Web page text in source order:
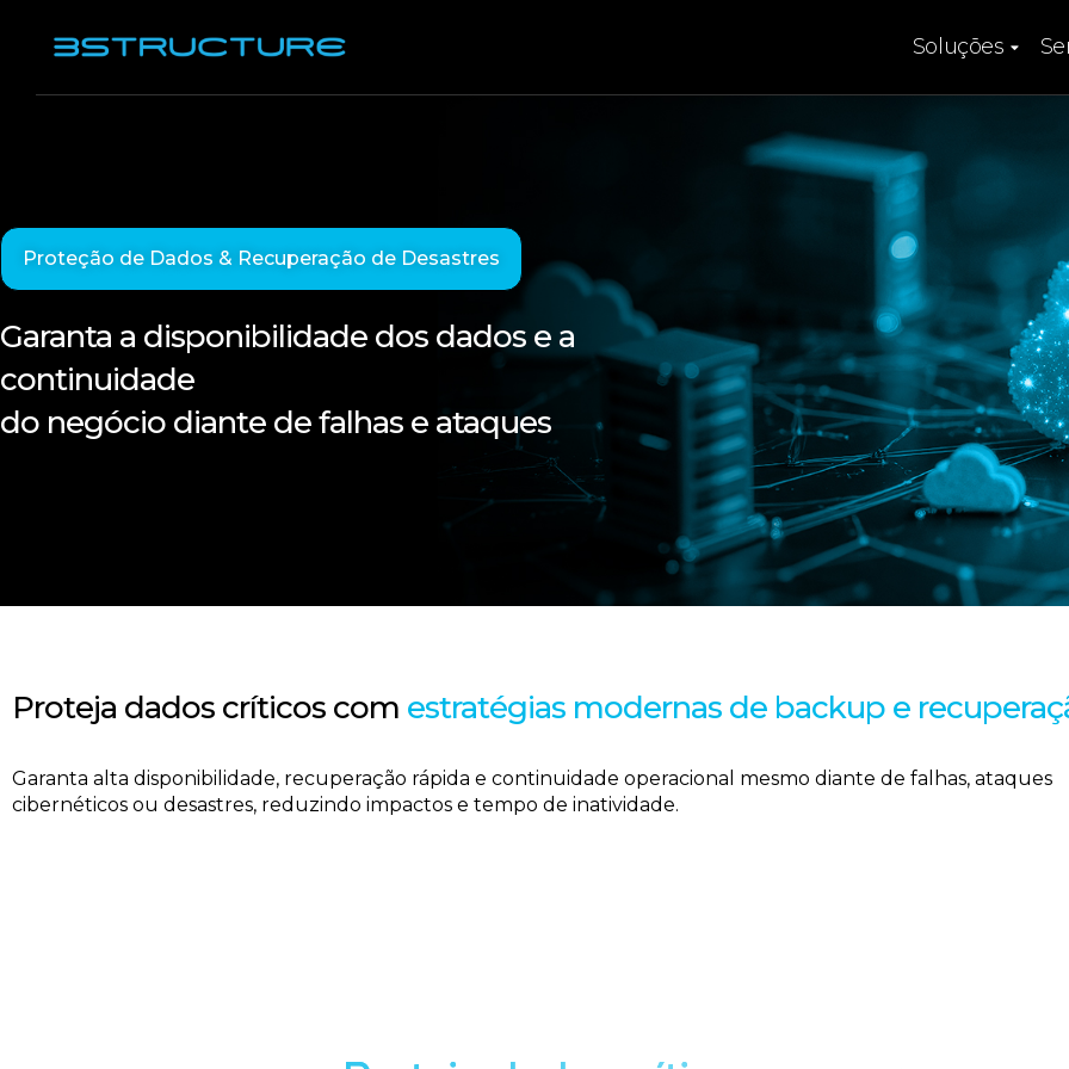
Soluções
Proteção de Dados & Recuperação de Desastres
Garanta a disponibilidade dos dados e a
continuidade
do negócio diante de falhas e ataques
Proteja dados críticos com estratégias modernas de backup e
Garanta alta disponibilidade, recuperação rápida e continuidade operacional mesmo diante de falhas, ataques
cibernéticos ou desastres, reduzindo impactos e tempo de inatividade.